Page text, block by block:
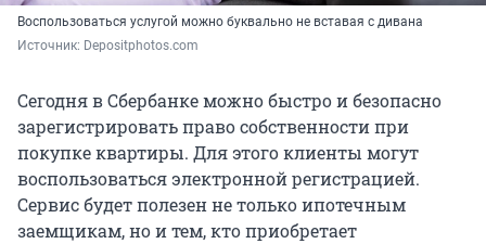
Воспользоваться услугой можно буквально не вставая с дивана
Источник: Depositphotos.com
Сегодня в Сбербанке можно быстро и безопасно
зарегистрировать право собственности при
покупке квартиры. Для этого клиенты могут
воспользоваться электронной регистрацией.
Сервис будет полезен не только ипотечным
заемщикам, но и тем, кто приобретает